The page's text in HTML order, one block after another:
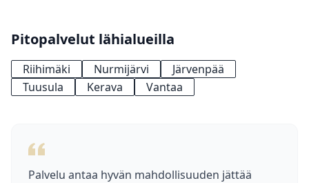
usein erikseen.
Pitopalvelut lähialueilla
Riihimäki Nurmijärvi
Järvenpää
Tuusula
Kerava Vantaa
Palvelu antaa hyvän mahdollisuuden jättää